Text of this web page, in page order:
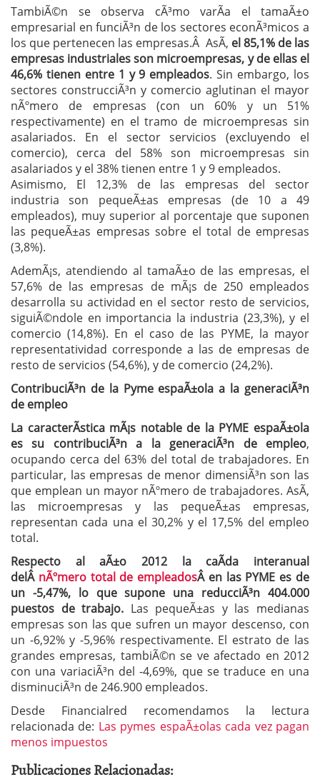
TambiÃ©n se observa cÃ³mo varÃ­a el tamaÃ±o
empresarial en funciÃ³n de los sectores econÃ³micos a
los que pertenecen las empresas.Â AsÃ­, el 85,1% de las
empresas industriales son microempresas, y de ellas el
46,6% tienen entre 1 y 9 empleados. Sin embargo, los
sectores construcciÃ³n y comercio aglutinan el mayor
nÃºmero de empresas (con un 60% y un 51%
respectivamente) en el tramo de microempresas sin
asalariados. En el sector servicios (excluyendo el
comercio), cerca del 58% son microempresas sin
asalariados y el 38% tienen entre 1 y 9 empleados.
Asimismo, El 12,3% de las empresas del sector
industria son pequeÃ±as empresas (de 10 a 49
empleados), muy superior al porcentaje que suponen
las pequeÃ±as empresas sobre el total de empresas
(3,8%).
AdemÃ¡s, atendiendo al tamaÃ±o de las empresas, el
57,6% de las empresas de mÃ¡s de 250 empleados
desarrolla su actividad en el sector resto de servicios,
siguiÃ©ndole en importancia la industria (23,3%), y el
comercio (14,8%). En el caso de las PYME, la mayor
representatividad corresponde a las de empresas de
resto de servicios (54,6%), y de comercio (24,2%).
ContribuciÃ³n de la Pyme espaÃ±ola a la generaciÃ³n
de empleo
La caracterÃ­stica mÃ¡s notable de la PYME espaÃ±ola
es su contribuciÃ³n a la generaciÃ³n de empleo,
ocupando cerca del 63% del total de trabajadores. En
particular, las empresas de menor dimensiÃ³n son las
que emplean un mayor nÃºmero de trabajadores. AsÃ­,
las microempresas y las pequeÃ±as empresas,
representan cada una el 30,2% y el 17,5% del empleo
total.
Respecto al aÃ±o 2012 la caÃ­da interanual
delÂ nÃºmero total de empleadosÂ en las PYME es de
un -5,47%, lo que supone una reducciÃ³n 404.000
puestos de trabajo. Las pequeÃ±as y las medianas
empresas son las que sufren un mayor descenso, con
un -6,92% y -5,96% respectivamente. El estrato de las
grandes empresas, tambiÃ©n se ve afectado en 2012
con una variaciÃ³n del -4,69%, que se traduce en una
disminuciÃ³n de 246.900 empleados.
Desde Financialred recomendamos la lectura
relacionada de: Las pymes espaÃ±olas cada vez pagan
menos impuestos
Publicaciones Relacionadas: